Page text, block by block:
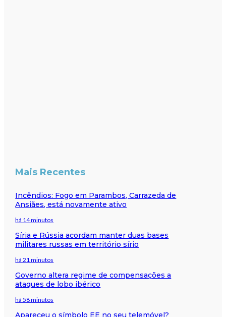
Mais Recentes
Incêndios: Fogo em Parambos, Carrazeda de
Ansiães, está novamente ativo
há 14 minutos
Síria e Rússia acordam manter duas bases
militares russas em território sírio
há 21 minutos
Governo altera regime de compensações a
ataques de lobo ibérico
há 58 minutos
Apareceu o símbolo EE no seu telemóvel?